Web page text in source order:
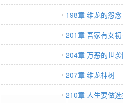
198章 维龙的怨念
201章 吾家有女
204章 万恶的世
207章 维龙神树
210章 人生要做